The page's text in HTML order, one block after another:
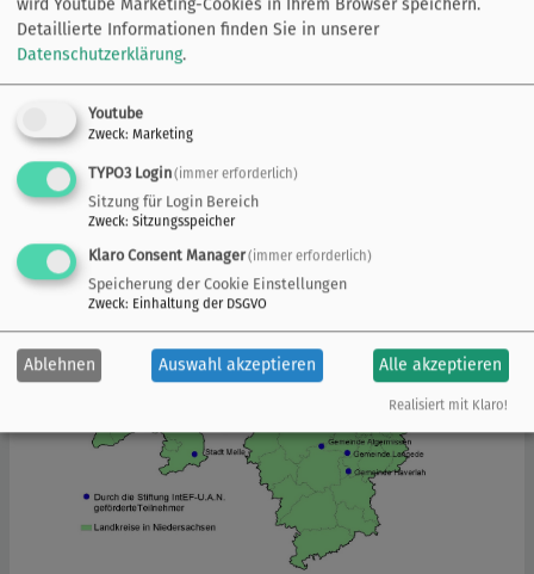
Anpflanzung eines "Klima-Baumes" und die Aufstellung
von Informationsschildern.
Fördermittel für die Anpflanzung von Klima-Bäumen
und die Aufstellung von Informationsschildern haben
folgende Bewerber von der Stiftung IntEF-U.A.N.
erhalten:
wird Youtube Marketing-Cookies in Ihrem Browser speichern.
Detaillierte Informationen finden Sie in unserer
Datenschutzerklärung.
Youtube
Zweck: Marketing
TYPO3 Login(immer erforderlich)
Sitzung für Login Bereich
Zweck: Sitzungsspeicher
Klaro Consent Manager(immer erforderlich)
Speicherung der Cookie Einstellungen
Zweck: Einhaltung der DSGVO
Ablehnen Auswahl akzeptieren Alle akzeptieren
Realisiert mit Klaro!